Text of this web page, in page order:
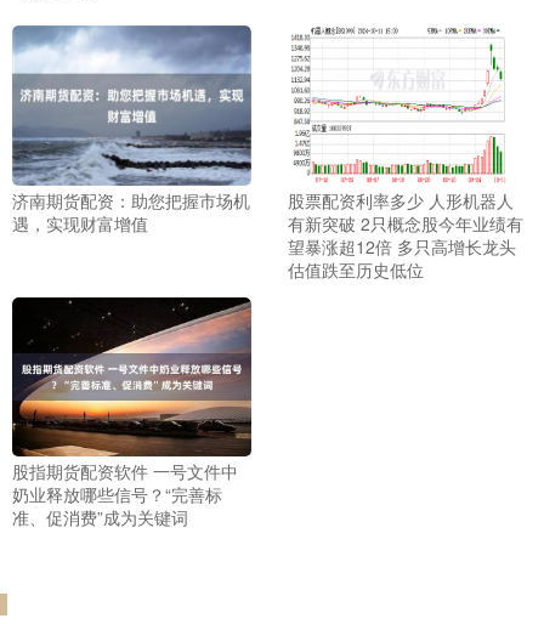
济南期货配资：助您把握市场机
遇，实现财富增值
股票配资利率多少 人形机器人
有新突破 2只概念股今年业绩有
望暴涨超12倍 多只高增长龙头
估值跌至历史低位
股指期货配资软件 一号文件中
奶业释放哪些信号？“完善标
准、促消费”成为关键词